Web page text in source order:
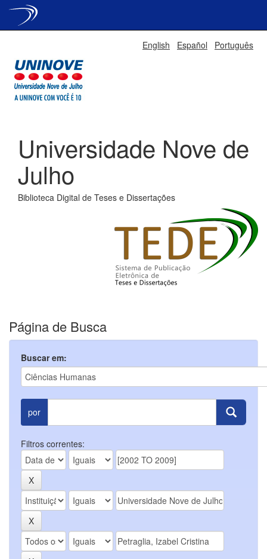
English Español Português
Universidade Nove de
Julho
Biblioteca Digital de Teses e Dissertações
Página de Busca
Buscar em:
por
Filtros correntes: